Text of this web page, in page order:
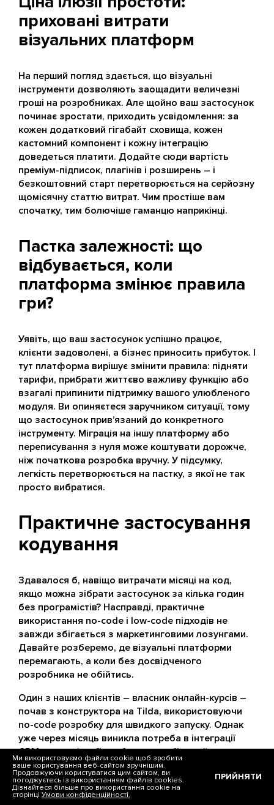
Ми використовуємо файли cookie щоб зробити
ваше користування веб-сайтом зручнішим.
Продовжуючи користуватися цим сайтом, ви
погоджуєтесь із використанням файлів cookies.
Дізнайтеся більше про використання cookie на
сторінці Умови конфіденційності.
ПРИЙНЯТИ
приховані витрати
візуальних платформ
На перший погляд здається, що візуальні
інструменти дозволяють заощадити величезні
гроші на розробниках. Але щойно ваш застосунок
починає зростати, приходить усвідомлення: за
кожен додатковий гігабайт сховища, кожен
кастомний компонент і кожну інтеграцію
доведеться платити. Додайте сюди вартість
преміум-підписок, плагінів і розширень – і
безкоштовний старт перетворюється на серйозну
щомісячну статтю витрат. Чим простіше вам
спочатку, тим болючіше гаманцю наприкінці.
Пастка залежності: що
відбувається, коли
платформа змінює правила
гри?
Уявіть, що ваш застосунок успішно працює,
клієнти задоволені, а бізнес приносить прибуток. І
тут платформа вирішує змінити правила: підняти
тарифи, прибрати життєво важливу функцію або
взагалі припинити підтримку вашого улюбленого
модуля. Ви опиняєтеся заручником ситуації, тому
що застосунок прив’язаний до конкретного
інструменту. Міграція на іншу платформу або
переписування з нуля може коштувати дорожче,
ніж початкова розробка вручну. У підсумку,
легкість перетворюється на пастку, з якої не так
просто вибратися.
Практичне застосування
кодування
Здавалося б, навіщо витрачати місяці на код,
якщо можна зібрати застосунок за кілька годин
без програмістів? Насправді, практичне
використання no-code і low-code підходів не
завжди збігається з маркетинговими лозунгами.
Давайте розберемо, де візуальні платформи
перемагають, а коли без досвідченого
розробника не обійтись.
Один з наших клієнтів – власник онлайн-курсів –
почав з конструктора на Tilda, використовуючи
no-code розробку для швидкого запуску. Однак
уже через місяць виникла потреба в інтеграції
CRM, кастомізації особистого кабінету й
автоматизації видачі сертифікатів. На цьому етапі
візуальні платформи почали «гальмувати»
розвиток проекту, і довелося повністю